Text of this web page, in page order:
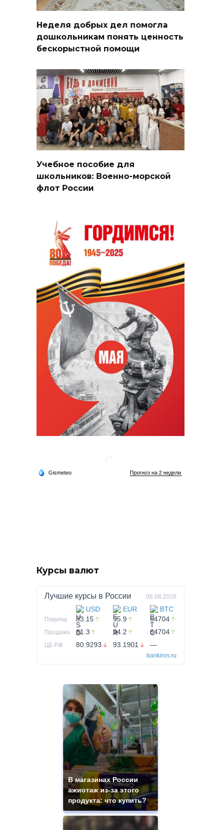
Неделя добрых дел помогла
дошкольникам понять ценность
бескорыстной помощи
Учебное пособие для
школьников: Военно-морской
флот России
Курсы валют
Лучшие курсы в России 06.08.2026
USD EUR BTC
Покупка 83.15 95.9 64704
Продажа 81.3 94.2 64704
ЦБ РФ 80.9293 93.1901 —
bankiros.ru
В магазинах России
ажиотаж из-за этого
продукта: что купить?